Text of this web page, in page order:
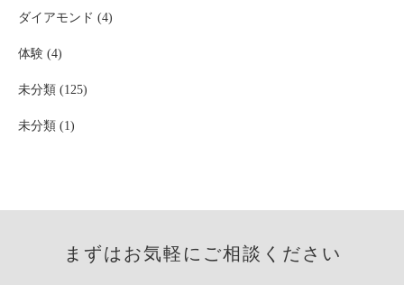
ダイアモンド (4)
体験 (4)
未分類 (125)
未分類 (1)
まずはお気軽にご相談ください